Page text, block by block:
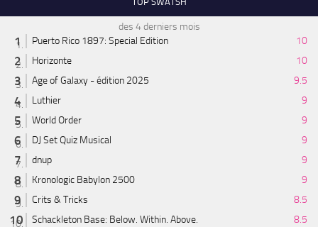
des 4 derniers mois
Puerto Rico 1897: Special Edition
10
Horizonte
10
Age of Galaxy - édition 2025
9.5
Luthier
9
World Order
9
DJ Set Quiz Musical
9
dnup
9
Kronologic Babylon 2500
9
Crits & Tricks
8.5
Schackleton Base: Below. Within. Above.
8.5